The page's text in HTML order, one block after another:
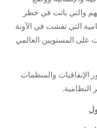
والتي باتت في خطر
التي تفشت في الآونة
على المستويين العالمي
الإتفاقيات والمنظمات
النظامية.